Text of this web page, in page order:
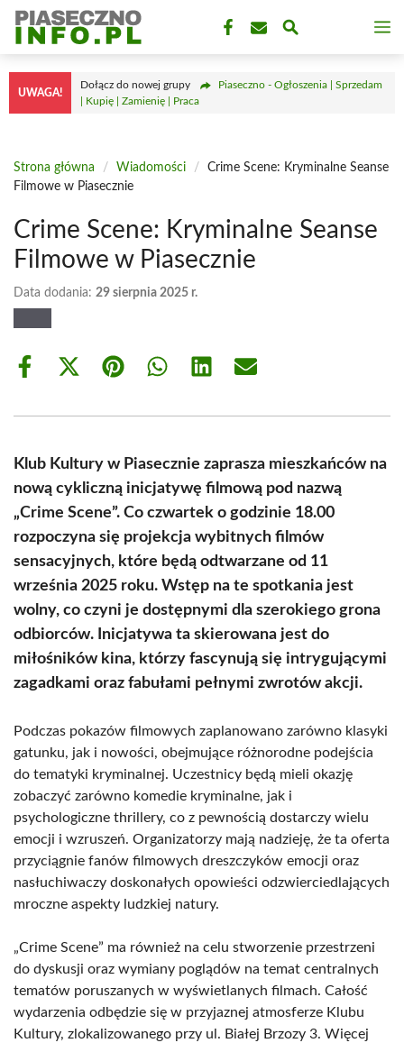
Przejdź
treści
UWAGA!
Dołącz do nowej grupy
Piaseczno - Ogłoszenia | Sprzedam
| Kupię | Zamienię | Praca
Strona główna / Wiadomości /
Crime Scene: Kryminalne Seanse
Filmowe w Piasecznie
Crime Scene: Kryminalne Seanse
Filmowe w Piasecznie
Data dodania: 29 sierpnia 2025 r.
Share
Share
(Twitter)
Share Share Share Share
Klub Kultury w Piasecznie zaprasza mieszkańców na
nową cykliczną inicjatywę filmową pod nazwą
„Crime Scene”. Co czwartek o godzinie 18.00
rozpoczyna się projekcja wybitnych filmów
sensacyjnych, które będą odtwarzane od 11
września 2025 roku. Wstęp na te spotkania jest
wolny, co czyni je dostępnymi dla szerokiego grona
odbiorców. Inicjatywa ta skierowana jest do
miłośników kina, którzy fascynują się intrygującymi
zagadkami oraz fabułami pełnymi zwrotów akcji.
Podczas pokazów filmowych zaplanowano zarówno klasyki
gatunku, jak i nowości, obejmujące różnorodne podejścia
do tematyki kryminalnej. Uczestnicy będą mieli okazję
zobaczyć zarówno komedie kryminalne, jak i
psychologiczne thrillery, co z pewnością dostarczy wielu
emocji i wzruszeń. Organizatorzy mają nadzieję, że ta oferta
przyciągnie fanów filmowych dreszczyków emocji oraz
nasłuchiwaczy doskonałych opowieści odzwierciedlających
mroczne aspekty ludzkiej natury.
„Crime Scene” ma również na celu stworzenie przestrzeni
do dyskusji oraz wymiany poglądów na temat centralnych
tematów poruszanych w wyświetlanych filmach. Całość
wydarzenia odbędzie się w przyjaznej atmosferze Klubu
Kultury, zlokalizowanego przy ul. Białej Brzozy 3. Więcej